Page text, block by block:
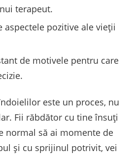
terapeut.
aspectele pozitive ale vieții
de motivele pentru care
este un proces, nu
Fii răbdător cu tine însuți
normal să ai momente de
și cu sprijinul potrivit, vei